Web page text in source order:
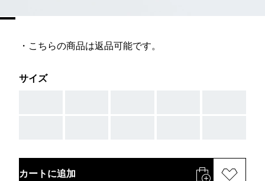
・こちらの商品は返品可能です。
サイズ
カートに追加